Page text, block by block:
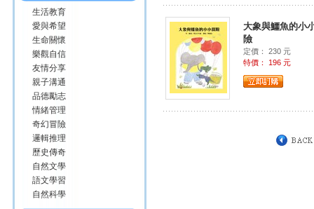
生活教育
愛與希望
生命關懷
樂觀自信
友情分享
親子溝通
品德勵志
情緒管理
奇幻冒險
邏輯推理
歷史傳奇
自然文學
語文學習
自然科學
大象與鱷魚的小
險
定價： 230 元
特價： 196 元